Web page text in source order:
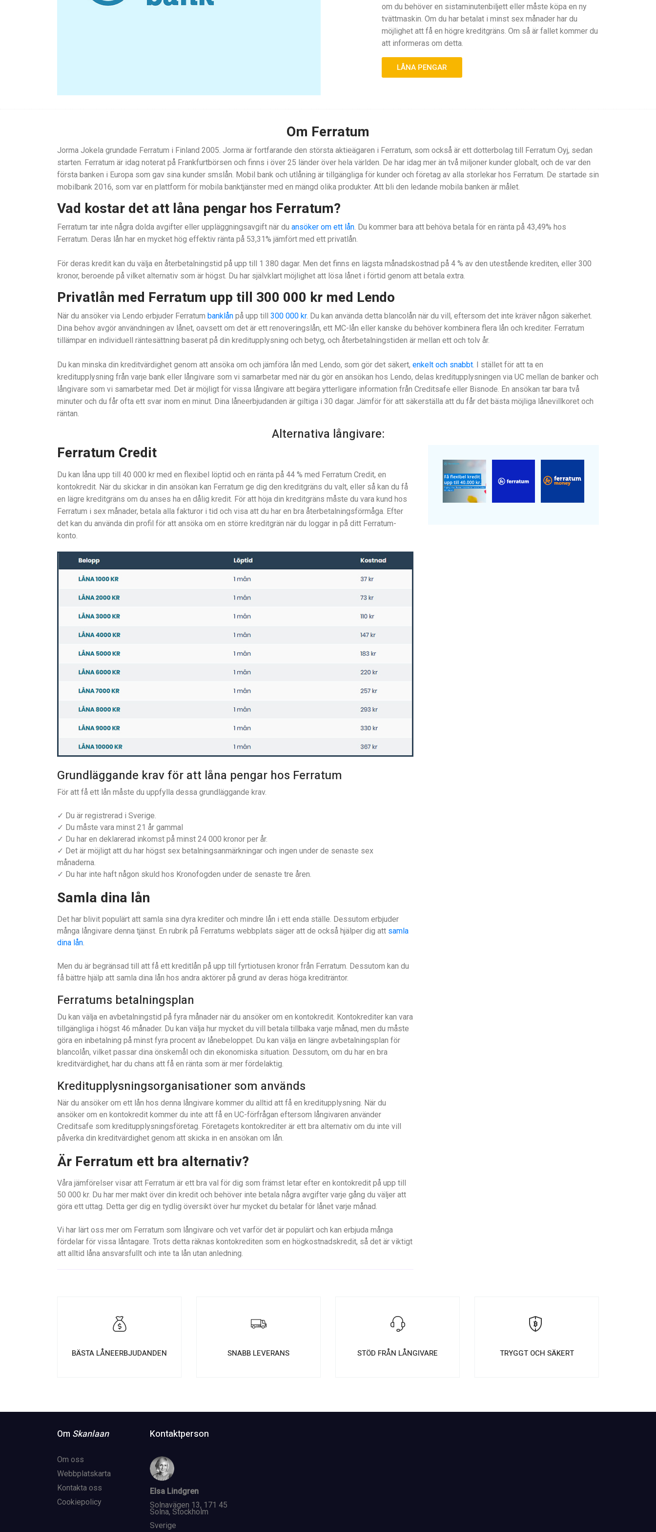
om du behöver en sistaminutenbiljett eller måste köpa en ny
tvättmaskin. Om du har betalat i minst sex månader har du
möjlighet att få en högre kreditgräns. Om så är fallet kommer du
att informeras om detta.
LÅNA PENGAR
Om Ferratum
Jorma Jokela grundade Ferratum i Finland 2005. Jorma är fortfarande den största aktieägaren i Ferratum, som också är ett dotterbolag till Ferratum Oyj, sedan
starten. Ferratum är idag noterat på Frankfurtbörsen och finns i över 25 länder över hela världen. De har idag mer än två miljoner kunder globalt, och de var den
första banken i Europa som gav sina kunder smslån. Mobil bank och utlåning är tillgängliga för kunder och företag av alla storlekar hos Ferratum. De startade sin
mobilbank 2016, som var en plattform för mobila banktjänster med en mängd olika produkter. Att bli den ledande mobila banken är målet.
Vad kostar det att låna pengar hos Ferratum?
Ferratum tar inte några dolda avgifter eller uppläggningsavgift när du ansöker om ett lån . Du kommer bara att behöva betala för en ränta på 43,49% hos
Ferratum. Deras lån har en mycket hög effektiv ränta på 53,31% jämfört med ett privatlån.
För deras kredit kan du välja en återbetalningstid på upp till 1 380 dagar. Men det finns en lägsta månadskostnad på 4 % av den utestående krediten, eller 300
kronor, beroende på vilket alternativ som är högst. Du har självklart möjlighet att lösa lånet i förtid genom att betala extra.
Privatlån med Ferratum upp till 300 000 kr med Lendo
När du ansöker via Lendo erbjuder Ferratum banklån på upp till 300 000 kr. Du kan använda detta blancolån när du vill, eftersom det inte kräver någon säkerhet.
Dina behov avgör användningen av lånet, oavsett om det är ett renoveringslån, ett MC-lån eller kanske du behöver kombinera flera lån och krediter. Ferratum
tillämpar en individuell räntesättning baserat på din kreditupplysning och betyg, och återbetalningstiden är mellan ett och tolv år.
Du kan minska din kreditvärdighet genom att ansöka om och jämföra lån med Lendo, som gör det säkert, enkelt och snabbt . I stället för att ta en
kreditupplysning från varje bank eller långivare som vi samarbetar med när du gör en ansökan hos Lendo, delas kreditupplysningen via UC mellan de banker och
långivare som vi samarbetar med. Det är möjligt för vissa långivare att begära ytterligare information från Creditsafe eller Bisnode. En ansökan tar bara två
minuter och du får ofta ett svar inom en minut. Dina låneerbjudanden är giltiga i 30 dagar. Jämför för att säkerställa att du får det bästa möjliga lånevillkoret och
räntan.
Alternativa långivare:
Ferratum Credit
Du kan låna upp till 40 000 kr med en flexibel löptid och en ränta på 44 % med Ferratum Credit, en
kontokredit. När du skickar in din ansökan kan Ferratum ge dig den kreditgräns du valt, eller så kan du få
en lägre kreditgräns om du anses ha en dålig kredit. För att höja din kreditgräns måste du vara kund hos
Ferratum i sex månader, betala alla fakturor i tid och visa att du har en bra återbetalningsförmåga. Efter
det kan du använda din profil för att ansöka om en större kreditgrän när du loggar in på ditt Ferratum-
konto.
Grundläggande krav för att låna pengar hos Ferratum
För att få ett lån måste du uppfylla dessa grundläggande krav.
✓ Du är registrerad i Sverige.
✓ Du måste vara minst 21 år gammal
✓ Du har en deklarerad inkomst på minst 24 000 kronor per år.
✓ Det är möjligt att du har högst sex betalningsanmärkningar och ingen under de senaste sex
månaderna.
✓ Du har inte haft någon skuld hos Kronofogden under de senaste tre åren.
Samla dina lån
Det har blivit populärt att samla sina dyra krediter och mindre lån i ett enda ställe. Dessutom erbjuder
många långivare denna tjänst. En rubrik på Ferratums webbplats säger att de också hjälper dig att samla
dina lån.
Men du är begränsad till att få ett kreditlån på upp till fyrtiotusen kronor från Ferratum. Dessutom kan du
få bättre hjälp att samla dina lån hos andra aktörer på grund av deras höga krediträntor.
Ferratums betalningsplan
Du kan välja en avbetalningstid på fyra månader när du ansöker om en kontokredit. Kontokrediter kan vara
tillgängliga i högst 46 månader. Du kan välja hur mycket du vill betala tillbaka varje månad, men du måste
göra en inbetalning på minst fyra procent av lånebeloppet. Du kan välja en längre avbetalningsplan för
blancolån, vilket passar dina önskemål och din ekonomiska situation. Dessutom, om du har en bra
kreditvärdighet, har du chans att få en ränta som är mer fördelaktig.
Kreditupplysningsorganisationer som används
När du ansöker om ett lån hos denna långivare kommer du alltid att få en kreditupplysning. När du
ansöker om en kontokredit kommer du inte att få en UC-förfrågan eftersom långivaren använder
Creditsafe som kreditupplysningsföretag. Företagets kontokrediter är ett bra alternativ om du inte vill
påverka din kreditvärdighet genom att skicka in en ansökan om lån.
Är Ferratum ett bra alternativ?
Våra jämförelser visar att Ferratum är ett bra val för dig som främst letar efter en kontokredit på upp till
50 000 kr. Du har mer makt över din kredit och behöver inte betala några avgifter varje gång du väljer att
göra ett uttag. Detta ger dig en tydlig översikt över hur mycket du betalar för lånet varje månad.
Vi har lärt oss mer om Ferratum som långivare och vet varför det är populärt och kan erbjuda många
fördelar för vissa låntagare. Trots detta räknas kontokrediten som en högkostnadskredit, så det är viktigt
att alltid låna ansvarsfullt och inte ta lån utan anledning.
BÄSTA LÅNEERBJUDANDEN SNABB LEVERANS STÖD FRÅN LÅNGIVARE TRYGGT OCH SÄKERT
Om Skanlaan
Om oss
Webbplatskarta
Kontakta oss
Cookiepolicy
Kontaktperson
Elsa Lindgren
Solnavägen 13, 171 45
Solna, Stockholm
Sverige